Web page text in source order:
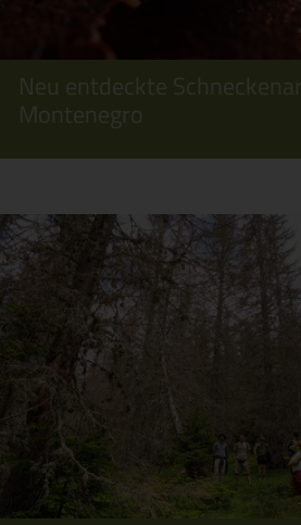
Neu entdeckte
Montenegro